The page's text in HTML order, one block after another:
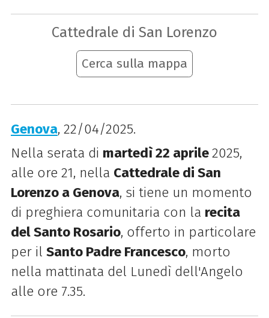
Cattedrale di San Lorenzo
Cerca sulla mappa
Genova, 22/04/2025.
Nella serata di martedì 22 aprile2025,
alle ore 21, nella Cattedrale di San
Lorenzo a Genova, si tiene un momento
di preghiera comunitaria con la recita
del Santo Rosario, offerto in particolare
per il Santo Padre Francesco, morto
nella mattinata del Lunedì dell'Angelo
alle ore 7.35.